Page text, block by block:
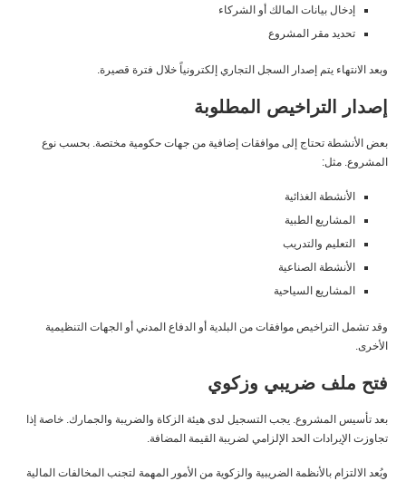
إدخال بيانات المالك أو الشركاء
تحديد مقر المشروع
وبعد الانتهاء يتم إصدار السجل التجاري إلكترونياً خلال فترة قصيرة.
إصدار التراخيص المطلوبة
بعض الأنشطة تحتاج إلى موافقات إضافية من جهات حكومية مختصة. بحسب نوع
المشروع. مثل:
الأنشطة الغذائية
المشاريع الطبية
التعليم والتدريب
الأنشطة الصناعية
المشاريع السياحية
وقد تشمل التراخيص موافقات من البلدية أو الدفاع المدني أو الجهات التنظيمية
الأخرى.
فتح ملف ضريبي وزكوي
بعد تأسيس المشروع. يجب التسجيل لدى هيئة الزكاة والضريبة والجمارك. خاصة إذا
تجاوزت الإيرادات الحد الإلزامي لضريبة القيمة المضافة.
ويُعد الالتزام بالأنظمة الضريبية والزكوية من الأمور المهمة لتجنب المخالفات المالية